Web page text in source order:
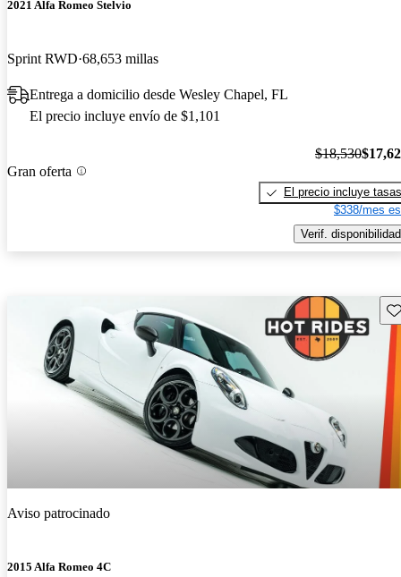
2021 Alfa Romeo Stelvio
Sprint RWD 68,653 millas
Entrega a domicilio desde Wesley Chapel, FL
El precio incluye envío de $1,101
Gran oferta
$18,530
El precio incluye tasas
$338/mes
Verif. disponibilidad
Aviso patrocinado
2015 Alfa Romeo 4C